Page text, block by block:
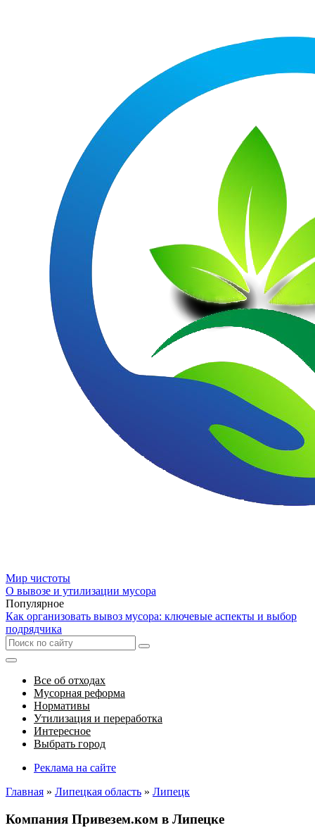
Мир чистоты
О вывозе и утилизации мусора
Популярное
Как организовать вывоз мусора: ключевые аспекты и выбор
подрядчика
Все об отходах
Мусорная реформа
Нормативы
Утилизация и переработка
Интересное
Выбрать город
Реклама на сайте
Главная » Липецкая область » Липецк
Компания Привезем.ком в Липецке